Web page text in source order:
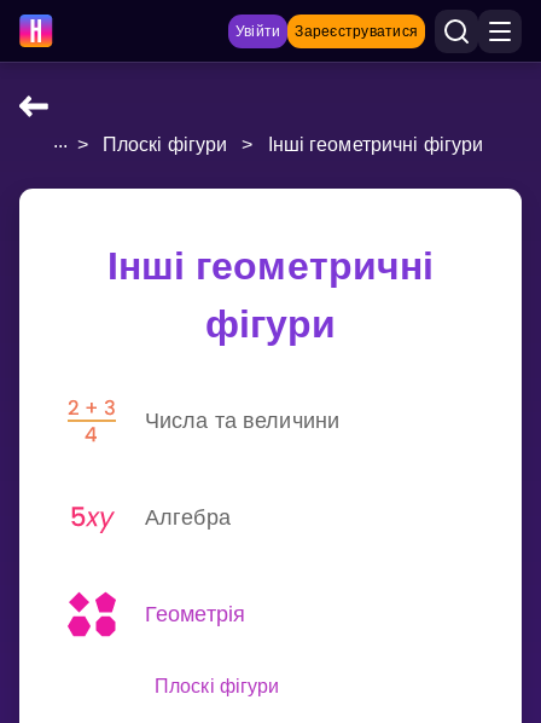
Увійти Зареєструватися
НАВЧАЛЬНІ МАТЕРІАЛИ
Джуніор-матем
Select curriculum
... > Плоскі фігури > Інші геометричні фігури
Інші геометричні
фігури
Числа та величини
Алгебра
Геометрія
Плоскі фігури